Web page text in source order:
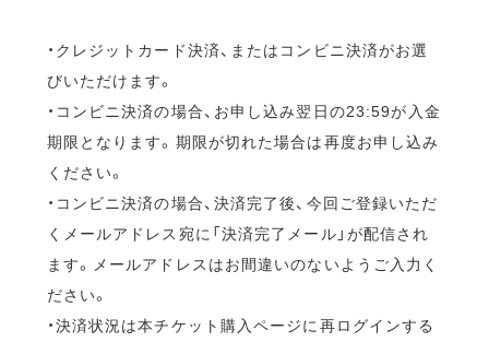
・クレジットカード決済、またはコンビニ決済がお選
びいただけます。
・コンビニ決済の場合、お申し込み翌日の23:59が入金
期限となります。期限が切れた場合は再度お申し込み
ください。
・コンビニ決済の場合、決済完了後、今回ご登録いただ
くメールアドレス宛に「決済完了メール」が配信され
ます。メールアドレスはお間違いのないようご入力く
ださい。
・決済状況は本チケット購入ページに再ログインする